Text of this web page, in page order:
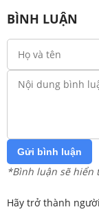
BÌNH LUẬN
Gửi bình luận
*Bình luận sẽ hiển
Hãy trở thành